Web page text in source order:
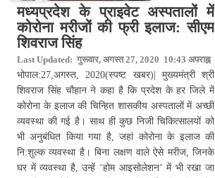
मध्यप्रदेश के प्राइवेट अस्पतालों में
कोरोना मरीजों की फ्री इलाज: सीएम
शिवराज सिंह
Last Updated: गुरूवार, अगस्त 27, 2020 10:43 अपराह्न
भोपाल:27,अगस्त, 2020(स्पष्ट खबर)| मुख्यमंत्री श्री
शिवराज सिंह चौहान ने कहा है कि प्रदेश के हर जिले में
कोरोना के इलाज की चिन्हित शासकीय अस्पतालों में अच्छी
व्यवस्था की गई है। साथ ही कुछ निजी चिकित्सालयों को
भी अनुबंधित किया गया है, जहां कोरोना के इलाज की
नि:शुल्क व्यवस्था है। बिना लक्षण वाले ऐसे मरीज, जिनके
घर में व्यवस्था है, उन्हें ‘होम आइसोलेशन’ में भी रखा जा